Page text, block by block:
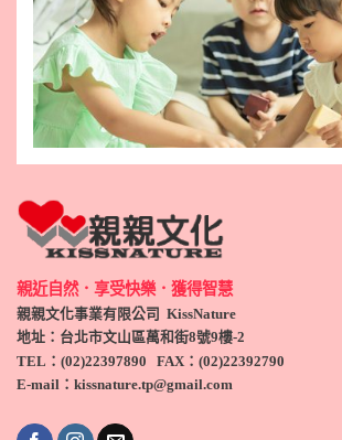
親近自然．享受快樂．獲得智慧
親親文化事業有限公司 KissNature
地址：台北市文山區萬和街8號9樓-2
TEL ：(02)22397890 FAX：(02)22392790
E-mail：kissnature.tp@gmail.com